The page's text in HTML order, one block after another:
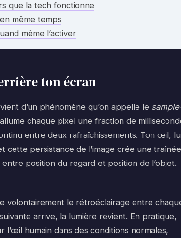
que la tech fonctionne
même temps
même l’activer
ton écran
d’un phénomène qu’on appelle le
chaque pixel une fraction de
entre deux rafraîchissements. Ton œil,
cette persistance de l’image crée une traînée
position du regard et position de l’objet.
volontairement le rétroéclairage entre
arrive, la lumière revient. En pratique,
humain dans des conditions normales,